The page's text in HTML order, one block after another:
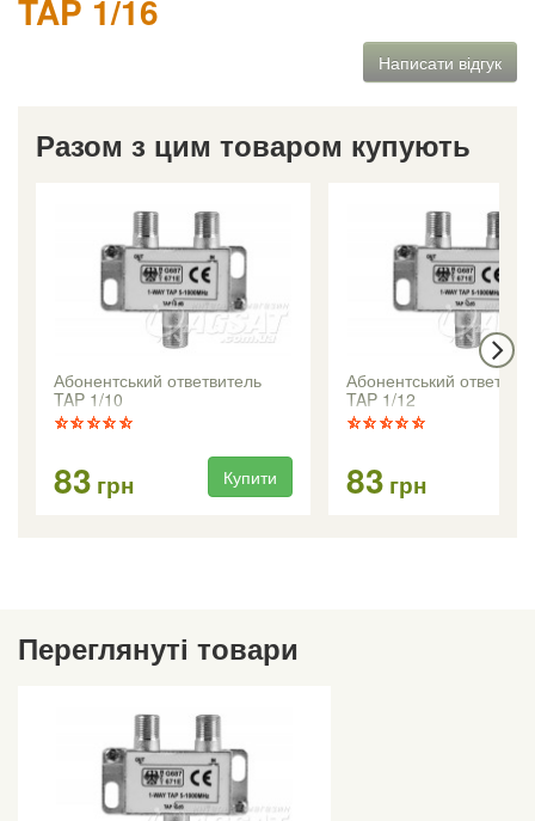
TAP 1/16
Написати відгук
Разом з цим товаром купують
Абонентський ответвитель
TAP 1/10
83 грн Купити
Абонентський
TAP 1/12
83 грн
Переглянуті товари